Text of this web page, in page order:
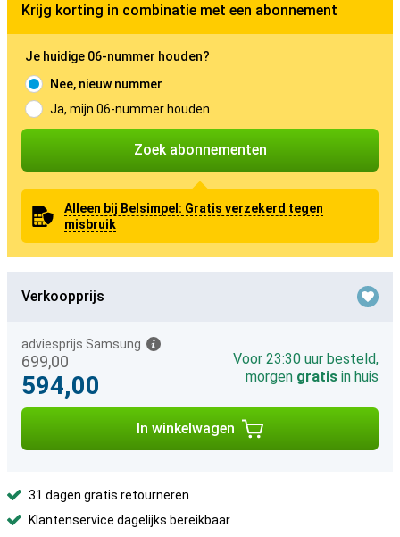
Krijg korting in combinatie met een abonnement
Je huidige 06-nummer houden?
Nee, nieuw nummer
Ja, mijn 06-nummer houden
Zoek abonnementen
Alleen bij Belsimpel: Gratis verzekerd tegen
misbruik
Verkoopprijs
699,00
adviesprijs Samsung
594,00
Voor 23:30 uur besteld,
morgen gratis in huis
In winkelwagen
31 dagen gratis retourneren
Klantenservice dagelijks bereikbaar